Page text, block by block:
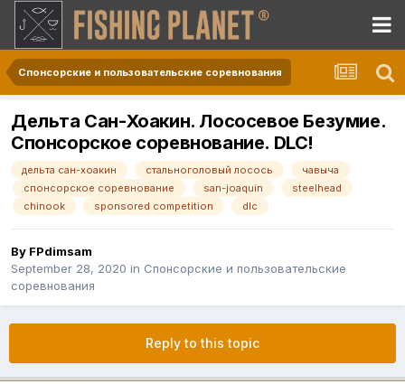
Спонсорские и пользовательские соревнования
Дельта Сан-Хоакин. Лососевое Безумие.
Спонсорское соревнование. DLC!
дельта сан-хоакин стальноголовый лосось
чавыча
спонсорское соревнование
san-joaquin
steelhead
chinook
sponsored competition dlc
By FPdimsam
September 28, 2020 in Спонсорские и пользовательские
соревнования
Reply to this topic